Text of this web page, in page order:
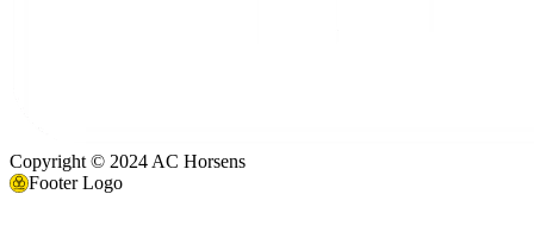
Copyright © 2024 AC Horsens
Footer Logo